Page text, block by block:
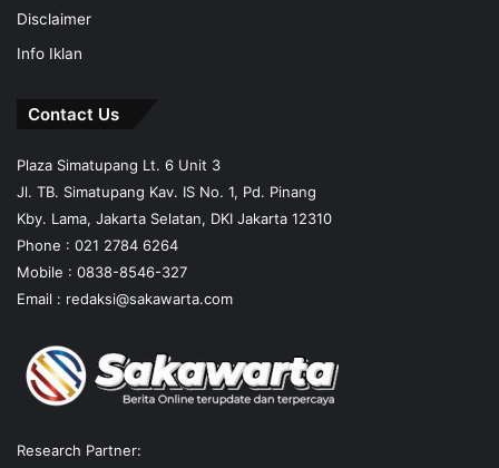
Disclaimer
Info Iklan
Contact Us
Plaza Simatupang Lt. 6 Unit 3
Jl. TB. Simatupang Kav. IS No. 1, Pd. Pinang
Kby. Lama, Jakarta Selatan, DKI Jakarta 12310
Phone : 021 2784 6264
Mobile : 0838-8546-327
Email : redaksi@sakawarta.com
Research Partner: